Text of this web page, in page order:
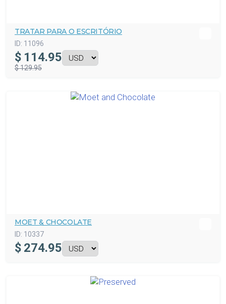
TRATAR PARA O ESCRITÓRIO
ID: 11096
$ 114.95
$ 129.95
MOET & CHOCOLATE
ID: 10337
$ 274.95